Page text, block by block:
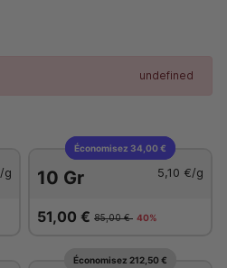
undefined
/g
Économisez 34,00 €
10 Gr 5,10 €/g
51,00 € 85,00 € 40%
Économisez 212,50 €